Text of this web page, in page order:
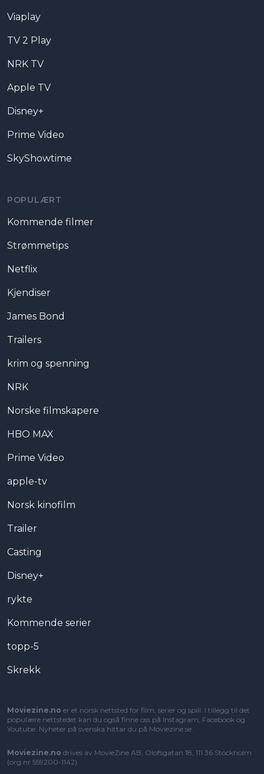
Viaplay
TV 2 Play
NRK TV
Apple TV
Disney+
Prime Video
SkyShowtime
POPULÆRT
Kommende filmer
Strømmetips
Netflix
Kjendiser
James Bond
Trailers
krim og spenning
NRK
Norske filmskapere
HBO MAX
Prime Video
apple-tv
Norsk kinofilm
Trailer
Casting
Disney+
rykte
Kommende serier
topp-5
Skrekk
Moviezine.no er et norsk nettsted for film, serier og spill. I tillegg til det
populære nettstedet kan du også finne oss på Instagram, Facebook og
Youtube. Nyheter på svenska hittar du på Moviezine.se.
Moviezine.no drives av MovieZine AB, Olofsgatan 18, 111 36 Stockholm
(org.nr 559200-1142).